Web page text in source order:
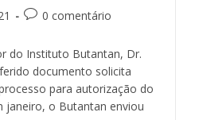
0 comentário
do Instituto Butantan, Dr.
documento solicita
para autorização do
janeiro, o Butantan enviou